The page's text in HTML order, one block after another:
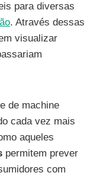
para diversas
. Através dessas
visualizar
de machine
cada vez mais
aqueles
permitem prever
com